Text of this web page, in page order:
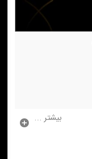
بیشتر ...